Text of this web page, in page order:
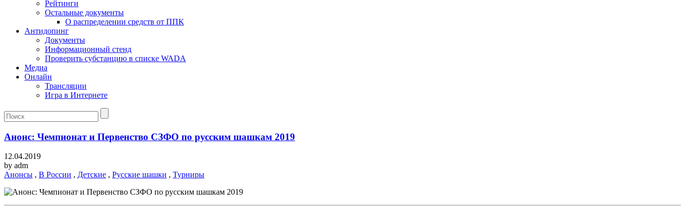
Рейтинги
Остальные документы
О распределении средств от ППК
Антидопинг
Документы
Информационный стенд
Проверить субстанцию в списке WADA
Медиа
Онлайн
Трансляции
Игра в Интернете
Анонс: Чемпионат и Первенство СЗФО по русским шашкам 2019
12.04.2019
by adm
Анонсы , В России , Детские , Русские шашки , Турниры